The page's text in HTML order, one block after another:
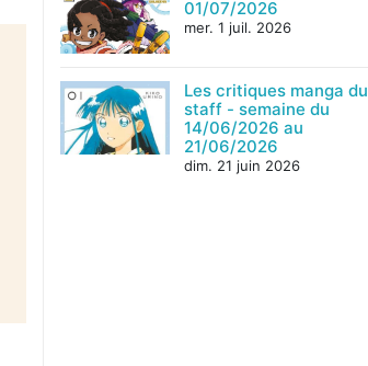
01/07/2026
mer. 1 juil. 2026
Les critiques manga du
staff - semaine du
14/06/2026 au
21/06/2026
dim. 21 juin 2026